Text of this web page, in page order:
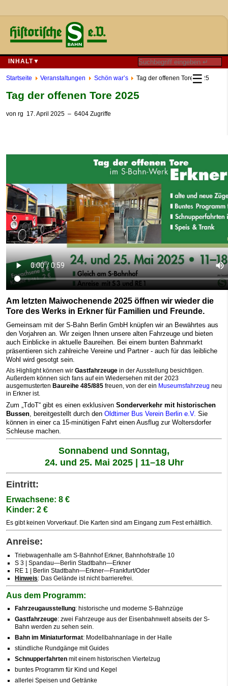
INHALT▼
☰
Startseite Veranstaltungen Schön war’s Tag der offenen Tore 2025
Tag der offenen Tore 2025
von rg 17. April 2025 – 6404 Zugriffe
Am letzten Maiwochenende 2025 öffnen wir wieder die
Tore des Werks in Erkner für Familien und Freunde.
Gemeinsam mit der S-Bahn Berlin GmbH knüpfen wir an Bewährtes aus
den Vorjahren an. Wir zeigen Ihnen unsere alten Fahrzeuge und bieten
auch Einblicke in aktuelle Baureihen. Bei einem bunten Bahnmarkt
präsentieren sich zahlreiche Vereine und Partner - auch für das leibliche
Wohl wird gesotgt sein.
Als Highlight können wir Gastfahrzeuge in der Ausstellung besichtigen.
Außerdem können sich fans auf ein Wiedersehen mit der 2023
ausgemusterten Baureihe 485/885 freuen, von der ein Museumsfahrzeug neu
in Erkner ist.
Zum „TdoT“ gibt es einen exklusiven Sonderverkehr mit historischen
Bussen, bereitgestellt durch den Oldtimer Bus Verein Berlin e.V. Sie
können in einer ca 15-minütigen Fahrt einen Ausflug zur Woltersdorfer
Schleuse machen.
Sonnabend und Sonntag,
24. und 25. Mai 2025 | 11–18 Uhr
Eintritt:
Erwachsene: 8 €
Kinder: 2 €
Es gibt keinen Vorverkauf. Die Karten sind am Eingang zum Fest erhältlich.
Anreise:
Triebwagenhalle am S‑Bahnhof Erkner, Bahnhofstraße 10
S 3 | Spandau—Berlin Stadtbahn—Erkner
RE 1 | Berlin Stadtbahn—Erkner—Frankfurt/Oder
Hinweis: Das Gelände ist nicht barrierefrei.
Aus dem Programm:
Fahrzeugausstellung: historische und moderne S‑Bahnzüge
Gastfahrzeuge: zwei Fahrzeuge aus der Eisenbahnwelt abseits der S-
Bahn werden zu sehen sein.
Bahn im Miniaturformat: Modellbahnanlage in der Halle
stündliche Rundgänge mit Guides
Schnupperfahrten mit einem historischen Viertelzug
buntes Programm für Kind und Kegel
allerlei Speisen und Getränke